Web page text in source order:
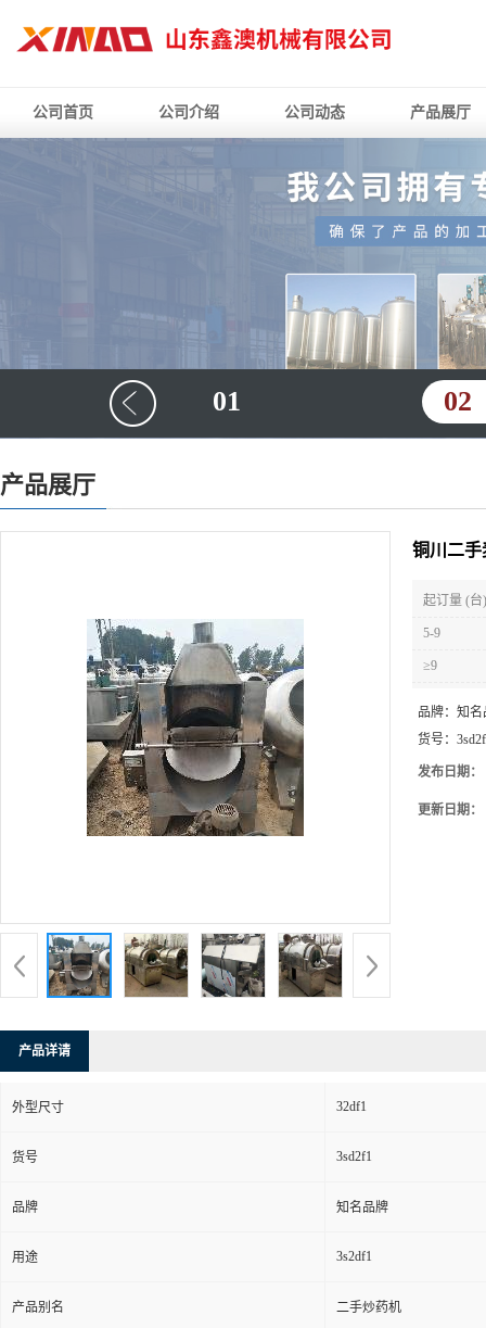
公司首页 公司介绍 公司动态 产品展厅
01 02
产品展厅
铜川二手
起订量 (台)
5-9
≥9
品牌： 知名
货号：
发布日期：
更新日期：
产品详请
外型尺寸 32df1
货号 3sd2f1
品牌 知名品牌
用途 3s2df1
产品别名 二手炒药机